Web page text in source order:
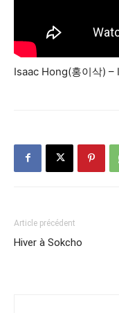
Isaac Hong(홍이삭) –
Article précédent
Hiver à Sokcho